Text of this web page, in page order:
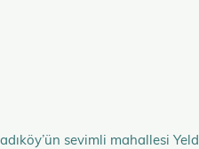
sevimli mahallesi